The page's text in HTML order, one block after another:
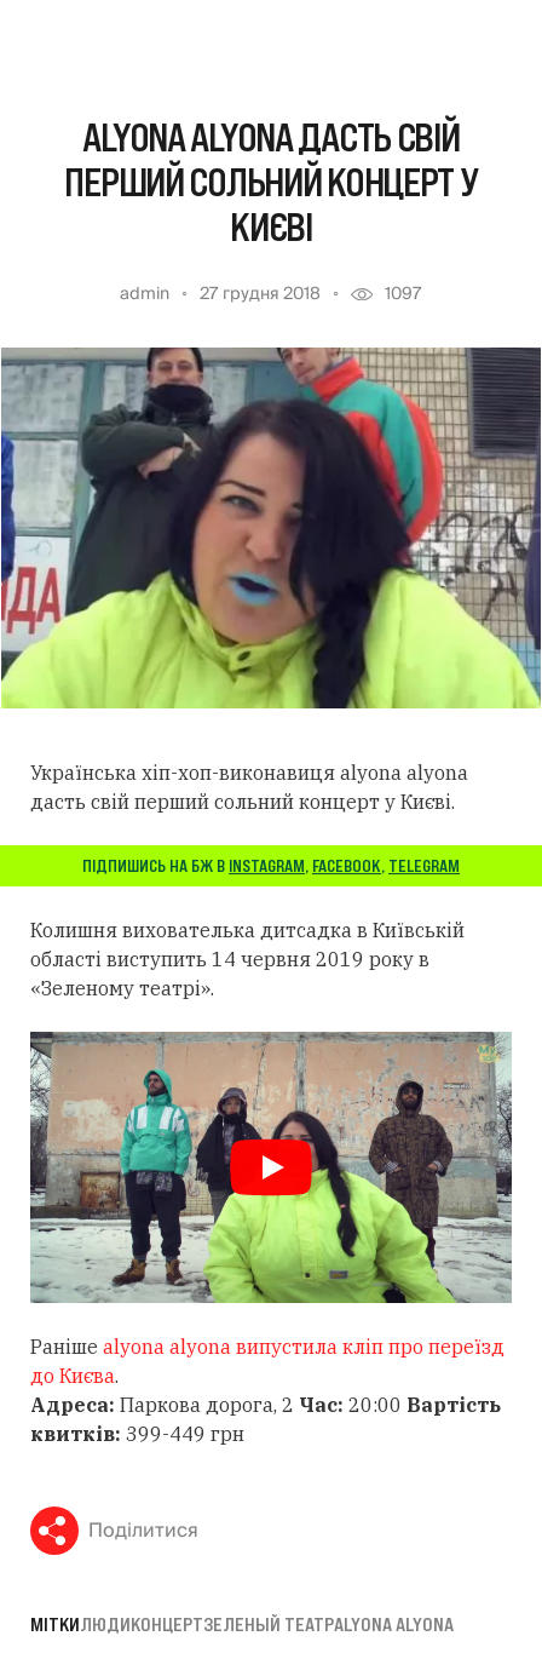
ALYONA ALYONA ДАСТЬ СВІЙ
ПЕРШИЙ СОЛЬНИЙ КОНЦЕРТ У
КИЄВІ
admin 27 грудня 2018 1097
Українська хіп-хоп-виконавиця alyona alyona
дасть свій перший сольний концерт у Києві.
ПІДПИШИСЬ НА БЖ В INSTAGRAM, FACEBOOK, TELEGRAM
Колишня вихователька дитсадка в Київській
області виступить 14 червня 2019 року в
«Зеленому театрі».
Раніше alyona alyona випустила кліп про переїзд
до Києва.
Адреса: Паркова дорога, 2 Час: 20:00 Вартість
квитків: 399-449 грн
Поділитися
МІТКИ ЛЮДИКОНЦЕРТЗЕЛЕНЫЙ ТЕАТРALYONA ALYONA